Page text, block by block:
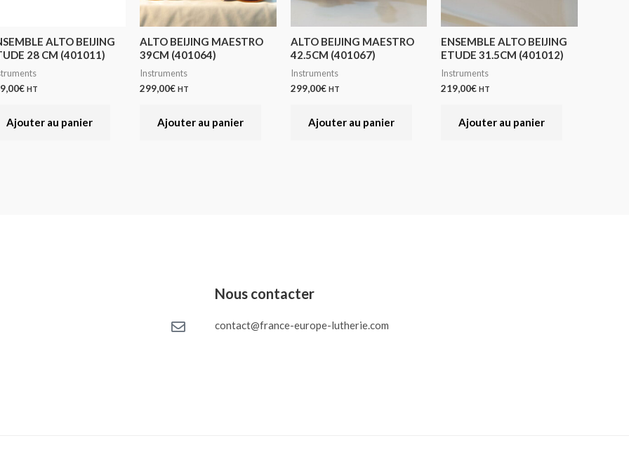
ALTO BEIJING
28 CM (401011)
€ HT
Ajouter au panier
ALTO BEIJING MAESTRO
39CM (401064)
Instruments
299,00€ HT
Ajouter au panier
ALTO BEIJING MAESTRO
42.5CM (401067)
Instruments
299,00€ HT
Ajouter au panier
ENSEMBLE ALTO BEIJING
ETUDE 31.5CM (401012)
Instruments
219,00€ HT
Ajouter au panier
Nous contacter
contact@france-europe-lutherie.com